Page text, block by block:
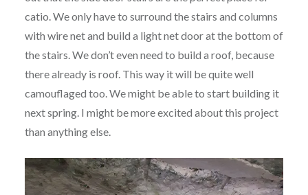
catio. We only have to surround the stairs and columns
with wire net and build a light net door at the bottom of
the stairs. We don’t even need to build a roof, because
there already is roof. This way it will be quite well
camouflaged too. We might be able to start building it
next spring. I might be more excited about this project
than anything else.